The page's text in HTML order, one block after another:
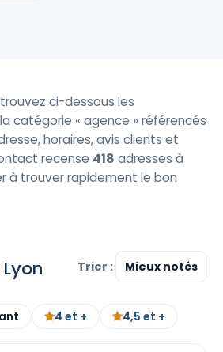
ci-dessous les
catégorie « agence » référencés
horaires, avis clients et
recense 418 adresses à
à trouver rapidement le bon
Trier :
4 et + 4,5 et +